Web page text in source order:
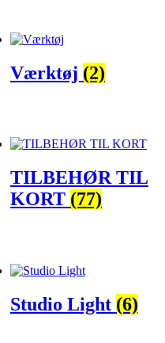
Værktøj (2)
TILBEHØR TIL
KORT (77)
Studio Light (6)